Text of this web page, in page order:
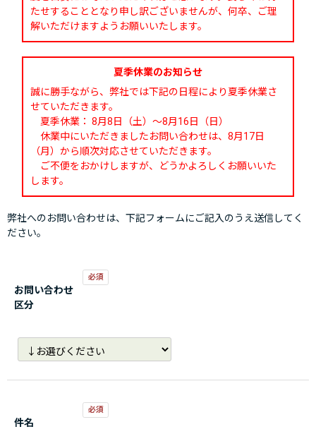
たせすることとなり申し訳ございませんが、何卒、ご理
解いただけますようお願いいたします。
夏季休業のお知らせ
誠に勝手ながら、弊社では下記の日程により夏季休業さ
せていただきます。
夏季休業： 8月8日（土）～8月16日（日）
休業中にいただきましたお問い合わせは、8月17日
（月）から順次対応させていただきます。
ご不便をおかけしますが、どうかよろしくお願いいた
します。
弊社へのお問い合わせは、下記フォームにご記入のうえ送信してく
ださい。
お問い合わせ
区分
件名